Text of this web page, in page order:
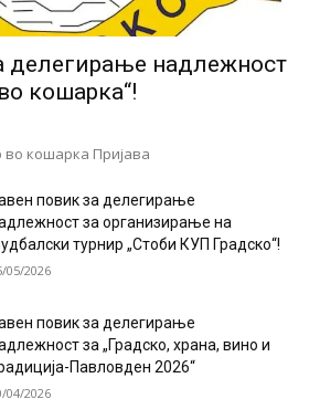
делегирање надлежност
кошарка“!
во кошарка Пријава
повик за делегирање
за организирање на
турнир „Стоби КУП Градско“!
05/2026
повик за делегирање
за „Градско, храна, вино и
Павловден 2026“
04/2026